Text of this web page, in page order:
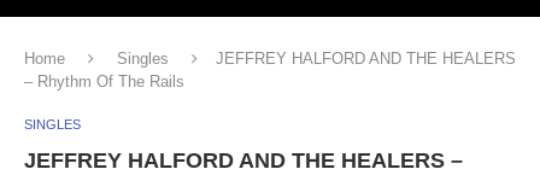
Home Singles
JEFFREY HALFORD AND THE HEALERS
– Rhythm Of The Rails
SINGLES
JEFFREY HALFORD AND THE HEALERS –